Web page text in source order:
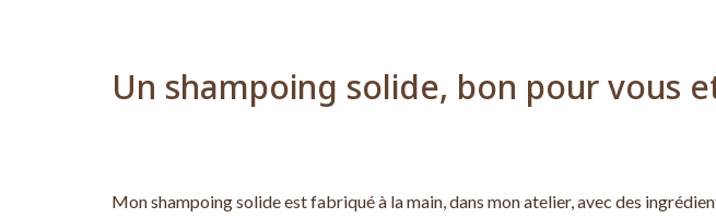
Un shampoing solide, bon pour vous
Mon shampoing solide est fabriqué à la main, dans mon atelier, avec des